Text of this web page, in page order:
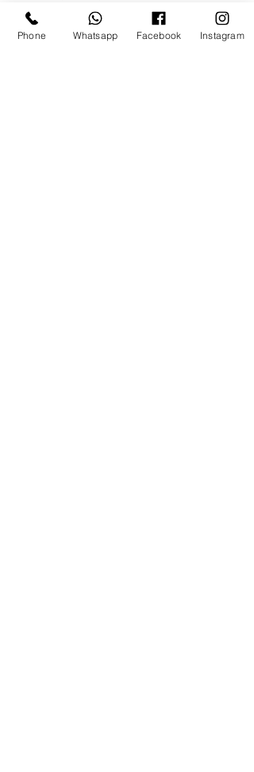
Será necesario también que aprendamos
a focalizar nuestra atención en aquellos
Phone Whatsapp Facebook Instagram